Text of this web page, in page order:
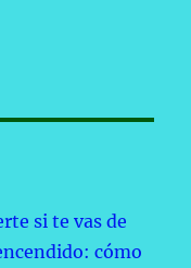
si te vas de
cómo